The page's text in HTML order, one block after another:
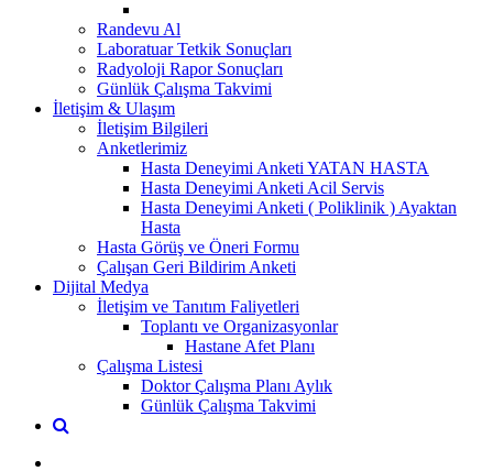
Randevu Al
Laboratuar Tetkik Sonuçları
Radyoloji Rapor Sonuçları
Günlük Çalışma Takvimi
İletişim & Ulaşım
İletişim Bilgileri
Anketlerimiz
Hasta Deneyimi Anketi YATAN HASTA
Hasta Deneyimi Anketi Acil Servis
Hasta Deneyimi Anketi ( Poliklinik ) Ayaktan
Hasta
Hasta Görüş ve Öneri Formu
Çalışan Geri Bildirim Anketi
Dijital Medya
İletişim ve Tanıtım Faliyetleri
Toplantı ve Organizasyonlar
Hastane Afet Planı
Çalışma Listesi
Doktor Çalışma Planı Aylık
Günlük Çalışma Takvimi